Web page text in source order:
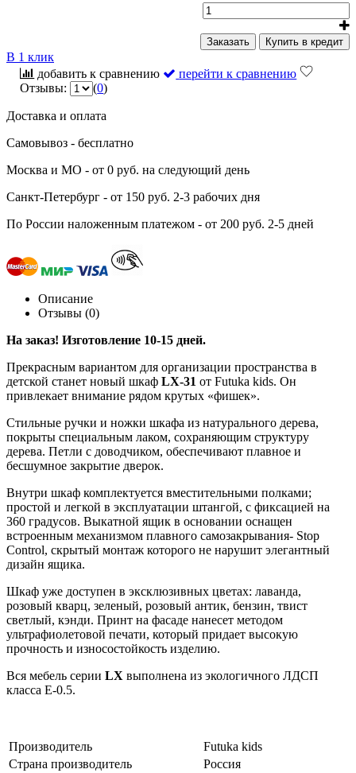
Заказать Купить в кредит
В 1 клик
добавить к сравнению
перейти к сравнению
Отзывы:
(0)
Доставка и оплата
Самовывоз - бесплатно
Москва и МО - от 0 руб. на следующий день
Санкт-Петербург - от 150 руб. 2-3 рабочих дня
По России наложенным платежом - от 200 руб. 2-5 дней
Описание
Отзывы (0)
На заказ! Изготовление 10-15 дней.
Прекрасным вариантом для организации пространства в
детской станет новый шкаф LX-31 от Futuka kids. Он
привлекает внимание рядом крутых «фишек».
Стильные ручки и ножки шкафа из натурального дерева,
покрыты специальным лаком, сохраняющим структуру
дерева. Петли с доводчиком, обеспечивают плавное и
бесшумное закрытие дверок.
Внутри шкаф комплектуется вместительными полками;
простой и легкой в эксплуатации штангой, с фиксацией на
360 градусов. Выкатной ящик в основании оснащен
встроенным механизмом плавного самозакрывания- Stop
Control, скрытый монтаж которого не нарушит элегантный
дизайн ящика.
Шкаф уже доступен в эксклюзивных цветах: лаванда,
розовый кварц, зеленый, розовый антик, бензин, твист
светлый, кэнди. Принт на фасаде нанесет методом
ультрафиолетовой печати, который придает высокую
прочность и износостойкость изделию.
Вся мебель серии LX выполнена из экологичного ЛДСП
класса Е-0.5.
Производитель
Futuka kids
Страна производитель
Россия